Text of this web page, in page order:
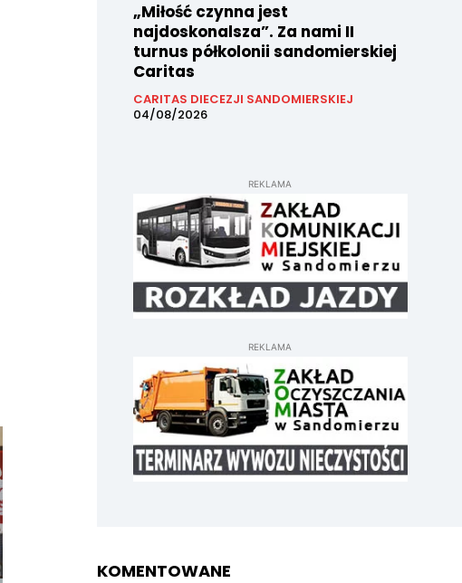
„Miłość czynna jest
najdoskonalsza”. Za nami II
turnus półkolonii sandomierskiej
Caritas
CARITAS DIECEZJI SANDOMIERSKIEJ
04/08/2026
REKLAMA
REKLAMA
KOMENTOWANE